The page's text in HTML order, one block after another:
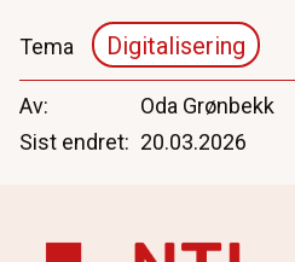
Tema Digitalisering
Av Oda Grønbekk
Sist endret
20.03.2026